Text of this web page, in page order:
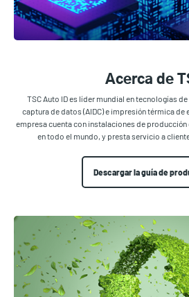
Acerca de
TSC Auto ID es líder mundial en tecnologías
captura de datos (AIDC) e impresión térmica de
empresa cuenta con instalaciones de
en todo el mundo, y presta servicio a
Descargar la guía de